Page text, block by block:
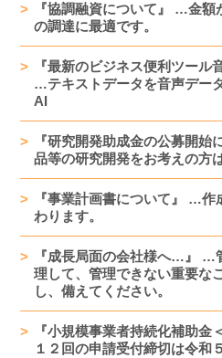
『協調融資について』 …金
の調達に最適です。
『最新のビジネス便利ツール
…テキストデータを音声デー
AI
『研究開発助成金の公募開
品等の研究開発をお考えの方
『事業計画書について』 …
わります。
『成長局面の会社様へ…』 …
理して、管理できない重要な
し、備えてください。
『小規模事業者持続化補助
１２回の申請受付締切は令和